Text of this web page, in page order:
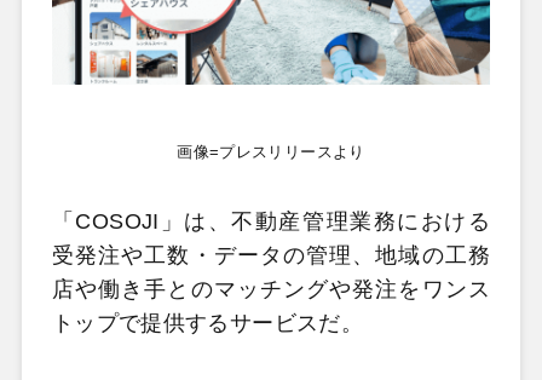
画像=プレスリリースより
「COSOJI」は、不動産管理業務における
受発注や工数・データの管理、地域の工務
店や働き手とのマッチングや発注をワンス
トップで提供するサービスだ。